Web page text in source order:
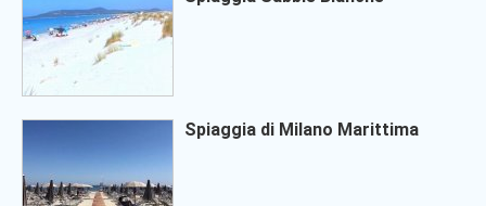
Spiaggia di Milano Marittima